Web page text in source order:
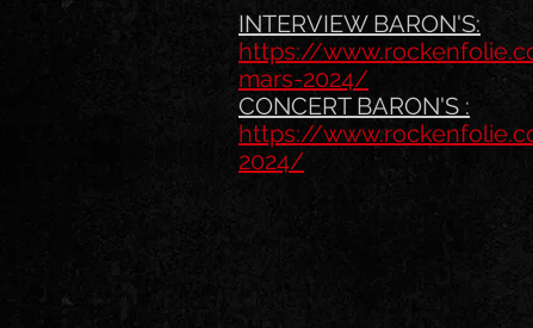
INTERVIEW BARON'S:
https://
mars-2024/
CONCERT BARON'S :
https://
2024/